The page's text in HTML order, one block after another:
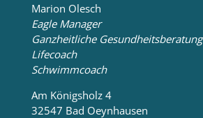
Marion Olesch
Eagle Manager
Ganzheitliche Gesundheitsberatung
Lifecoach
Schwimmcoach
Am Königsholz 4
32547 Bad Oeynhausen